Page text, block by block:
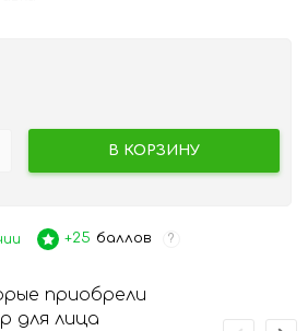
В КОРЗИНУ
+25 баллов ?
приобрели
для лица